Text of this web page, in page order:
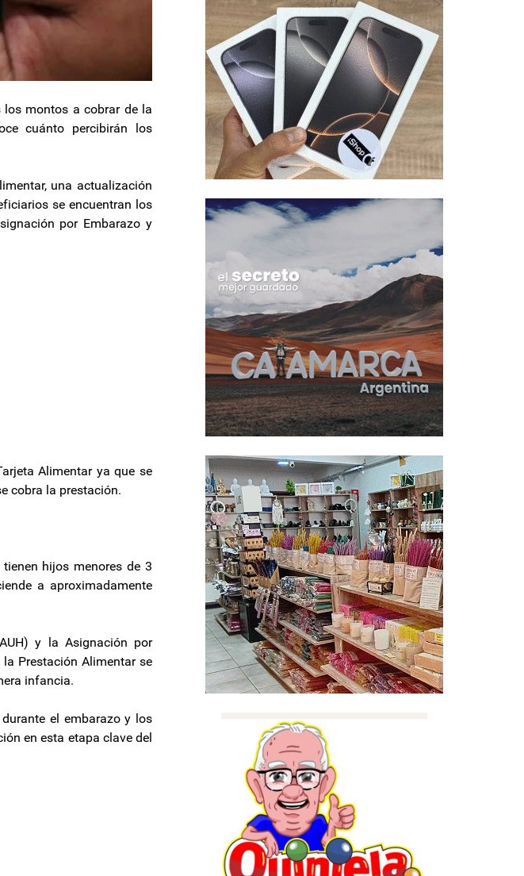
los montos a cobrar de la
cuánto percibirán los
una actualización
se encuentran los
por Embarazo y
Alimentar ya que se
cobra la prestación.
hijos menores de 3
a aproximadamente
y la Asignación por
Prestación Alimentar se
infancia.
el embarazo y los
en esta etapa clave del
son un ejemplo”